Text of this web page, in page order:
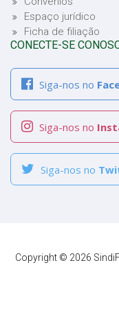
Espaço jurídico
Ficha de filiação
CONECTE-SE
Siga-nos no
Siga-nos no
Siga-nos no
Copyright © 2026